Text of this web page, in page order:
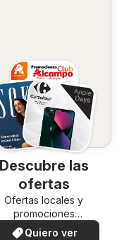
Descubre las
ofertas
Ofertas locales y
promociones
especiales.
Quiero ver